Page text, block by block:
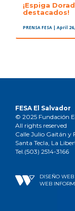
¡Espiga
destacados!
PRENSA FESA | April 26,
FESA El Salvador
© 2025 Fundación
All rights reserved
Calle Julio Gaitán y
Santa Tecla, La
Tel.(503) 2514-3166
DISEÑO
WEB